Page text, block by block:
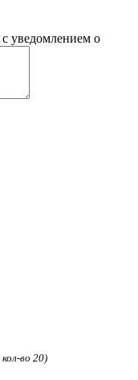
уведомлением о
во 20)